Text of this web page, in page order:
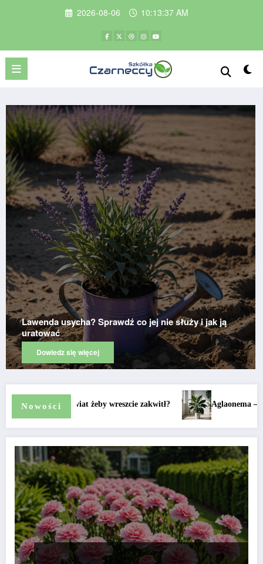
2026-08-06 10:13:39 AM
Choroby grzybowe roślin doniczkowych – jak
rozpoznać i zwalczyć?
Dowiedz się więcej
Nowości
o nią zadbać by wypuściła kwiaty? Goździk ogrodowy z sadzonki –